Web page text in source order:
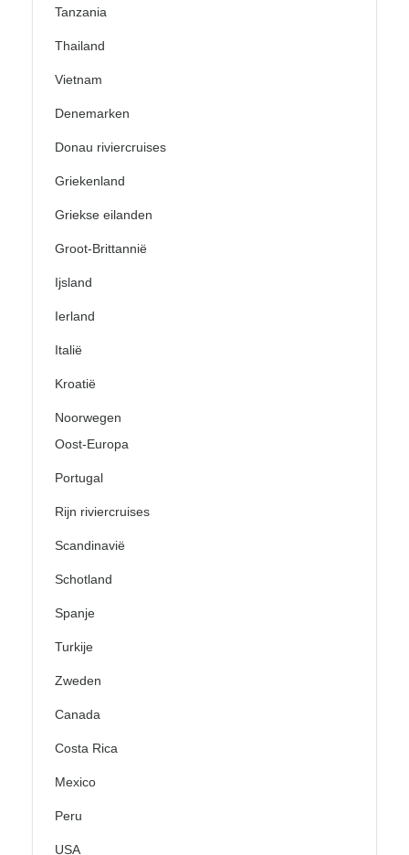
Tanzania
Thailand
Vietnam
Denemarken
Donau riviercruises
Griekenland
Griekse eilanden
Groot-Brittannië
Ijsland
Ierland
Italië
Kroatië
Noorwegen
Oost-Europa
Portugal
Rijn riviercruises
Scandinavië
Schotland
Spanje
Turkije
Zweden
Canada
Costa Rica
Mexico
Peru
USA